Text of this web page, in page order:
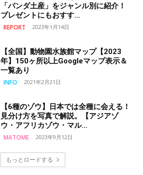
「パンダ土産」をジャンル別に紹介！
プレゼントにもおすす...
REPORT 2023年1月14日
【全国】動物園水族館マップ【2023
年】150ヶ所以上Googleマップ表示＆
一覧あり
INFO 2021年2月21日
【6種のゾウ】日本では全種に会える！
見分け方を写真で解説。【アジアゾ
ウ・アフリカゾウ・マル...
MATOME 2023年9月12日
もっとロードする